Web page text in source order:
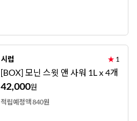
시럽 ★ 1
[BOX] 모닌 스윗 앤 사워 1L x 4개
42,000원
적립예정액 840원